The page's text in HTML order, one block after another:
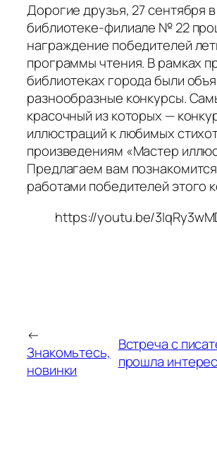
Дорогие друзья, 27 сентября
библиотеке-филиале № 22
награждение победителей
программы чтения. В рамках
библиотеках города были
разнообразные конкурсы.
красочный из которых —
иллюстраций к любимых
произведениям «Мастер
Предлагаем вам
работами победителей этого
https://youtu.be/
←
Знакомьтесь,
новинки
Встреча с
прошла